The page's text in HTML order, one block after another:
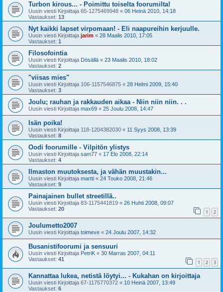
Turbon kirous... - Poimittu toiselta foorumilta!
Uusin viesti Kirjoittaja 65-1275469948 « 06 Heinä 2010, 14:18
Vastaukset: 13
Nyt kaikki lapset virpomaan! - Eli naapureihin kerjuulle.
Uusin viesti Kirjoittaja jarim « 28 Maalis 2010, 17:05
Vastaukset: 1
Filosofointia
Uusin viesti Kirjoittaja Dösällä « 23 Maalis 2010, 18:02
Vastaukset: 2
"viisas mies"
Uusin viesti Kirjoittaja 106-1157546875 « 28 Helmi 2009, 15:40
Vastaukset: 3
Joulu; rauhan ja rakkauden aikaa - Niin niin niin. . .
Uusin viesti Kirjoittaja max69 « 25 Joulu 2008, 14:47
Isän poika!
Uusin viesti Kirjoittaja 118-1204382030 « 11 Syys 2008, 13:39
Vastaukset: 8
Oodi foorumille - Vilpitön ylistys
Uusin viesti Kirjoittaja sam77 « 17 Elo 2008, 22:14
Vastaukset: 4
Ilmaston muutoksesta, ja vähän muustakin...
Uusin viesti Kirjoittaja martti « 24 Touko 2008, 21:46
Vastaukset: 9
Painajainen bullet streetillä..
Uusin viesti Kirjoittaja 83-1175441819 « 26 Huhti 2008, 09:07
Vastaukset: 20 1 2
Joulumetto2007
Uusin viesti Kirjoittaja toimeve « 24 Joulu 2007, 14:32
Busanistifoorumi ja sensuuri
Uusin viesti Kirjoittaja PetriK « 30 Marras 2007, 04:11
Vastaukset: 41 1 2 3
Kannattaa lukea, netistä löytyi... - Kukahan on kirjoittaja
Uusin viesti Kirjoittaja 67-1175770372 « 10 Heinä 2007, 13:49
Vastaukset: 6